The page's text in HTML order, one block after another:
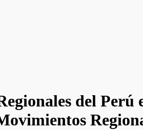
del Perú